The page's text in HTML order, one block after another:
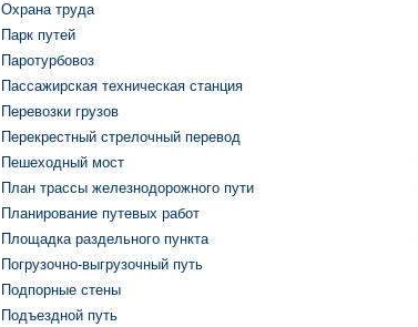
Охрана труда
Парк путей
Паротурбовоз
Пассажирская техническая станция
Перевозки грузов
Перекрестный стрелочный перевод
Пешеходный мост
План трассы железнодорожного пути
Планирование путевых работ
Площадка раздельного пункта
Погрузочно-выгрузочный путь
Подпорные стены
Подъездной путь